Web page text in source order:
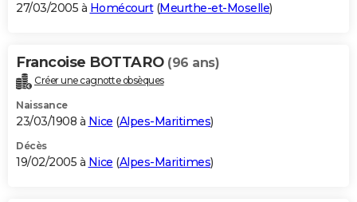
27/03/2005 à Homécourt(Meurthe-et-Moselle)
Francoise BOTTARO (96 ans)
Créer une cagnotte obsèques
Naissance
23/03/1908 à Nice (Alpes-Maritimes)
Décès
19/02/2005 à Nice (Alpes-Maritimes)